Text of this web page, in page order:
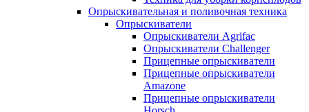
Опрыскивательная и поливочная техника
Опрыскиватели
Опрыскиватели Agrifac
Опрыскиватели Challenger
Прицепные опрыскиватели
Прицепные опрыскиватели
Amazone
Прицепные опрыскиватели